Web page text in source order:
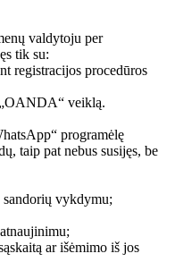
valdytoju per
tik su:
registracijos procedūros
veiklą.
programėlę
taip pat nebus susijęs, be
sandorių vykdymu;
ar išėmimo iš jos